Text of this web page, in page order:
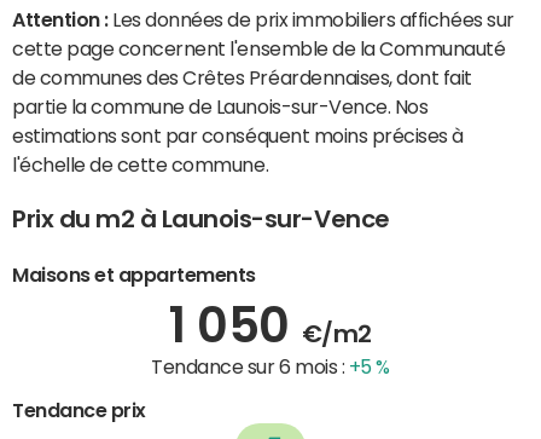
Attention : Les données de prix immobiliers affichées sur
cette page concernent l'ensemble de la Communauté
de communes des Crêtes Préardennaises, dont fait
partie la commune de Launois-sur-Vence. Nos
estimations sont par conséquent moins précises à
l'échelle de cette commune.
Prix du m2 à Launois-sur-Vence
Maisons et appartements
1 050 €/m2
Tendance sur 6 mois : +5 %
Tendance prix